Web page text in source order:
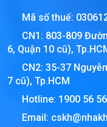
Mã số thuế:
CN1: 803-809
6, Quận 10 cũ),
CN2: 35-37
7 cũ), Tp.HCM
Hotline: 1900 56
Email: